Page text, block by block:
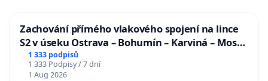
Zachování přímého vlakového spojení na lince
S2 v úseku Ostrava – Bohumín – Karviná – Mosty
u Jablunkova
1 333 podpisů
1 333 Podpisy / 7 dní
1 Aug 2026